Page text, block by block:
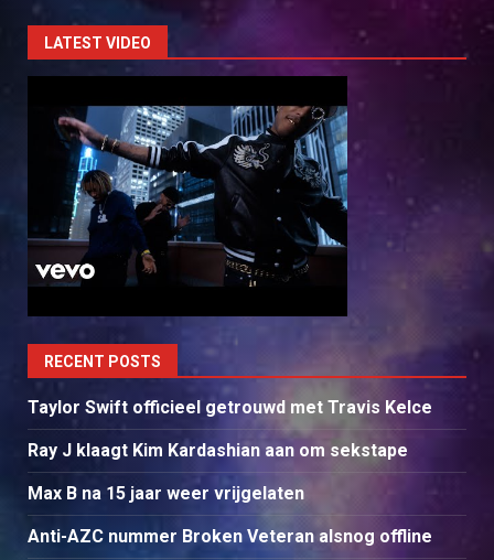
LATEST VIDEO
RECENT POSTS
Taylor Swift officieel getrouwd met Travis Kelce
Ray J klaagt Kim Kardashian aan om sekstape
Max B na 15 jaar weer vrijgelaten
Anti-AZC nummer Broken Veteran alsnog offline